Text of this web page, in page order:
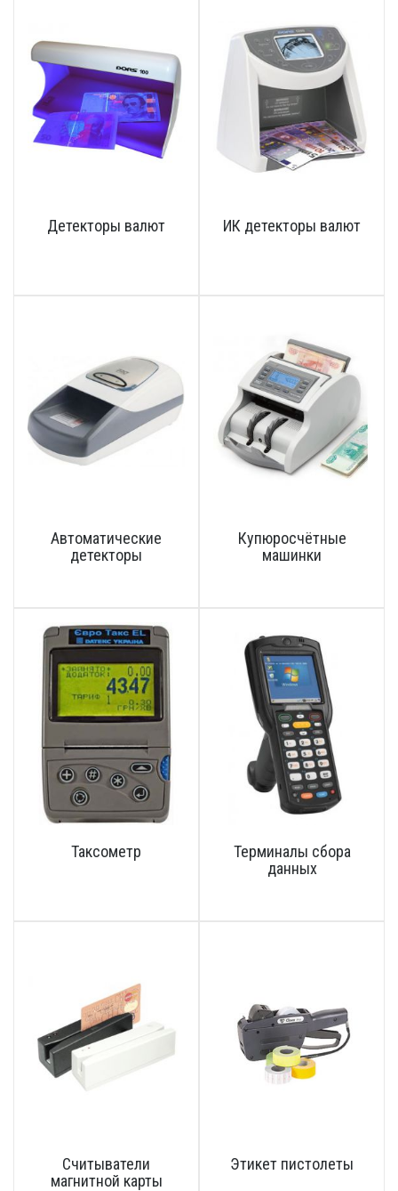
Детекторы валют ИК детекторы валют
Автоматические
детекторы
Купюросчётные
машинки
Таксометр
Терминалы сбора
данных
Считыватели
магнитной карты
Этикет пистолеты